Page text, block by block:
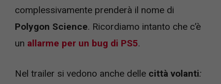
complessivamente prenderà il nome di
Polygon Science. Ricordiamo intanto che c’è
un allarme per un bug di PS5.
Nel trailer si vedono anche delle città volanti: